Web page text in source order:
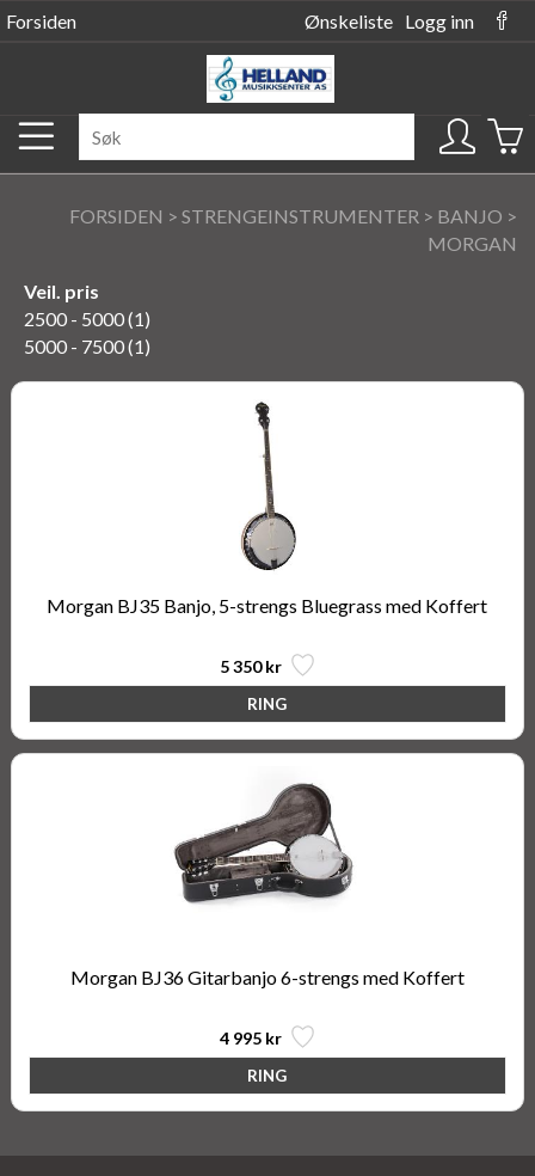
Forsiden Ønskeliste Logg inn
FORSIDEN > STRENGEINSTRUMENTER > BANJO >
MORGAN
Veil. pris
2500 - 5000 (1)
5000 - 7500 (1)
Morgan BJ35 Banjo, 5-strengs Bluegrass med Koffert
5 350 kr
Morgan BJ36 Gitarbanjo 6-strengs med Koffert
4 995 kr